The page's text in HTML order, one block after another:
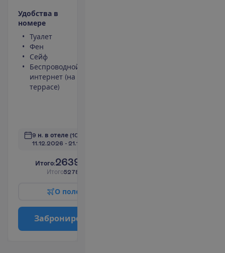
Удобства в
номере
Туалет
Фен
Сейф
Беспроводной
интернет (на
террасе)
9 н. в отеле (10 н. всего)
11.12.2026 - 21.12.2026
Итого:2639.00
Итого5278.00
О поле
Заброниро